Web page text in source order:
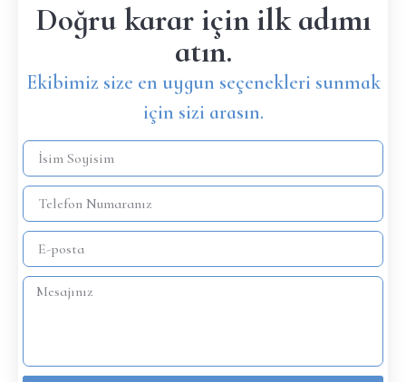
Doğru karar için ilk adımı
atın.
Ekibimiz size en uygun seçenekleri sunmak
için sizi arasın.